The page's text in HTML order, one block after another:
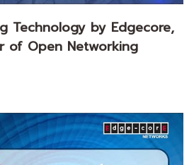
Technology by Edgecore,
of Open Networking